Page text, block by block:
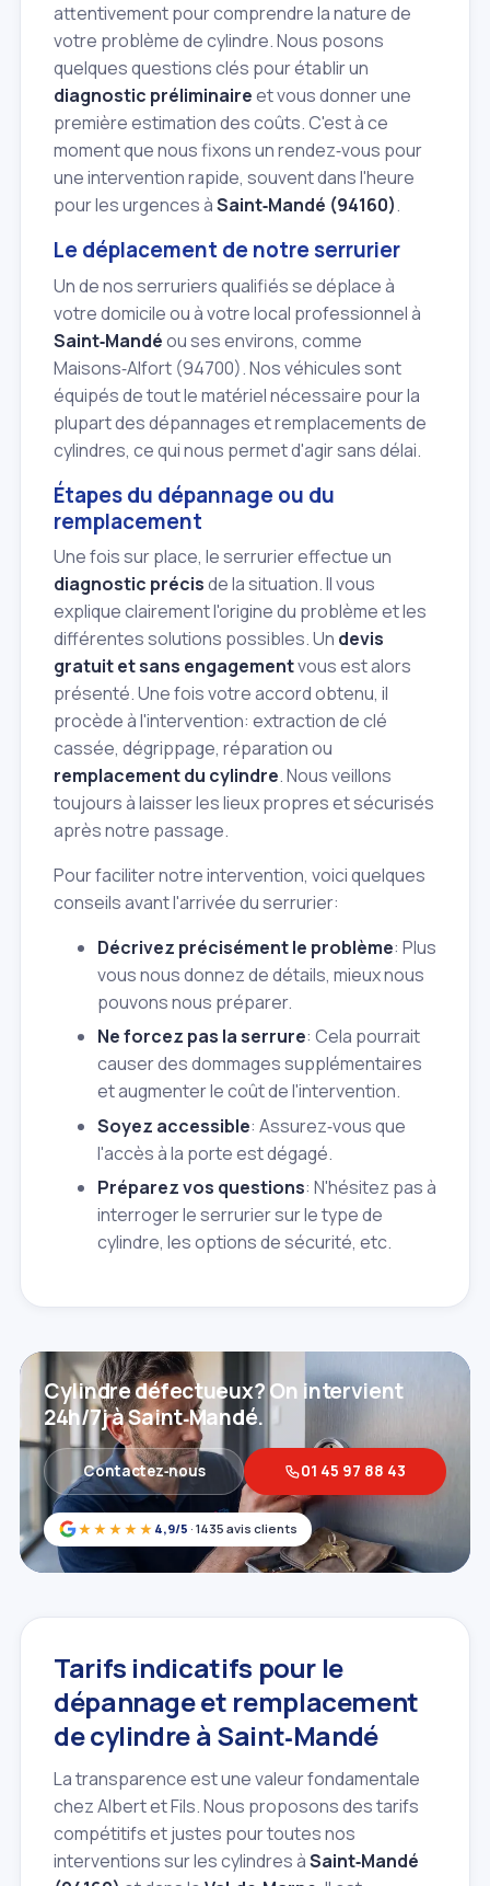
attentivement pour comprendre la nature de
votre problème de cylindre. Nous posons
quelques questions clés pour établir un
diagnostic préliminaireet vous donner une
première estimation des coûts. C'est à ce
moment que nous fixons un rendez‑vous pour
une intervention rapide, souvent dans l'heure
pour les urgences àSaint‑Mandé (94160).
Le déplacement de notre serrurier
Un de nos serruriers qualifiés se déplace à
votre domicile ou à votre local professionnel à
Saint‑Mandéou ses environs, comme
Maisons‑Alfort (94700). Nos véhicules sont
équipés de tout le matériel nécessaire pour la
plupart des dépannages et remplacements de
cylindres, ce qui nous permet d'agir sans délai.
Étapes du dépannage ou du
remplacement
Une fois sur place, le serrurier effectue un
diagnostic précisde la situation. Il vous
explique clairement l'origine du problème et les
différentes solutions possibles. Un devis
gratuit et sans engagementvous est alors
présenté. Une fois votre accord obtenu, il
procède à l'intervention: extraction de clé
cassée, dégrippage, réparation ou
remplacement du cylindre. Nous veillons
toujours à laisser les lieux propres et sécurisés
après notre passage.
Pour faciliter notre intervention, voici quelques
conseils avant l'arrivée du serrurier:
Décrivez précisément le problème: Plus
vous nous donnez de détails, mieux nous
pouvons nous préparer.
Ne forcez pas la serrure: Cela pourrait
causer des dommages supplémentaires
et augmenter le coût de l'intervention.
Soyez accessible: Assurez‑vous que
l'accès à la porte est dégagé.
Préparez vos questions: N'hésitez pas à
interroger le serrurier sur le type de
cylindre, les options de sécurité, etc.
★★★★★ 4,9/5 · 1435 avis clients
Cylindre défectueux? On intervient
24h/7j à Saint‑Mandé.
Contactez‑nous 01 45 97 88 43
Tarifs indicatifs pour le
dépannage et remplacement
de cylindre à Saint‑Mandé
La transparence est une valeur fondamentale
chez Albert et Fils. Nous proposons des tarifs
compétitifs et justes pour toutes nos
interventions sur les cylindres àSaint‑Mandé